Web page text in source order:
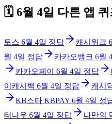
🗓️ 6월 4일 다른 앱
토스 6월 4일 정답 캐시워크
월 4일 정답 카카오뱅크 6월
카카오페이
6월 4일 정답
이캐시백 6월 4일 정답 캐시
KB스타 KBPAY 6월 4일 정
터나우 6월 4일 정답 나만의